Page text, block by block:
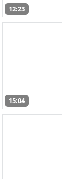
12:23
15:04